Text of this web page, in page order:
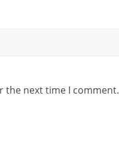
the next time I comment.